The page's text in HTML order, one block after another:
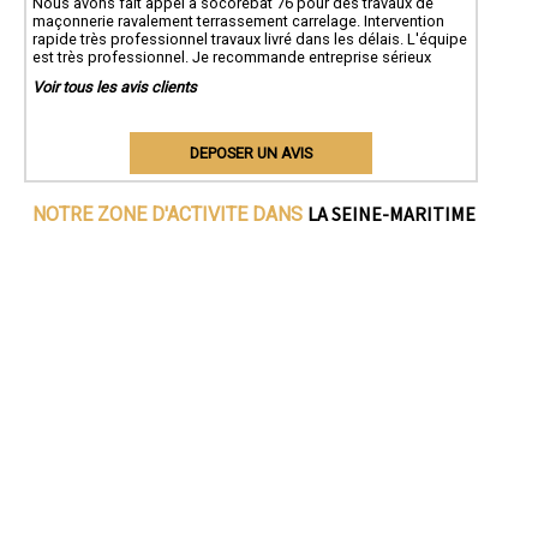
maçonnerie ravalement terrassement carrelage. Intervention
rapide très professionnel travaux livré dans les délais. L'équipe
est très professionnel. Je recommande entreprise sérieux
Voir tous les avis clients
DEPOSER UN AVIS
NOTRE ZONE D'ACTIVITE DANS LA SEINE-MARITIME